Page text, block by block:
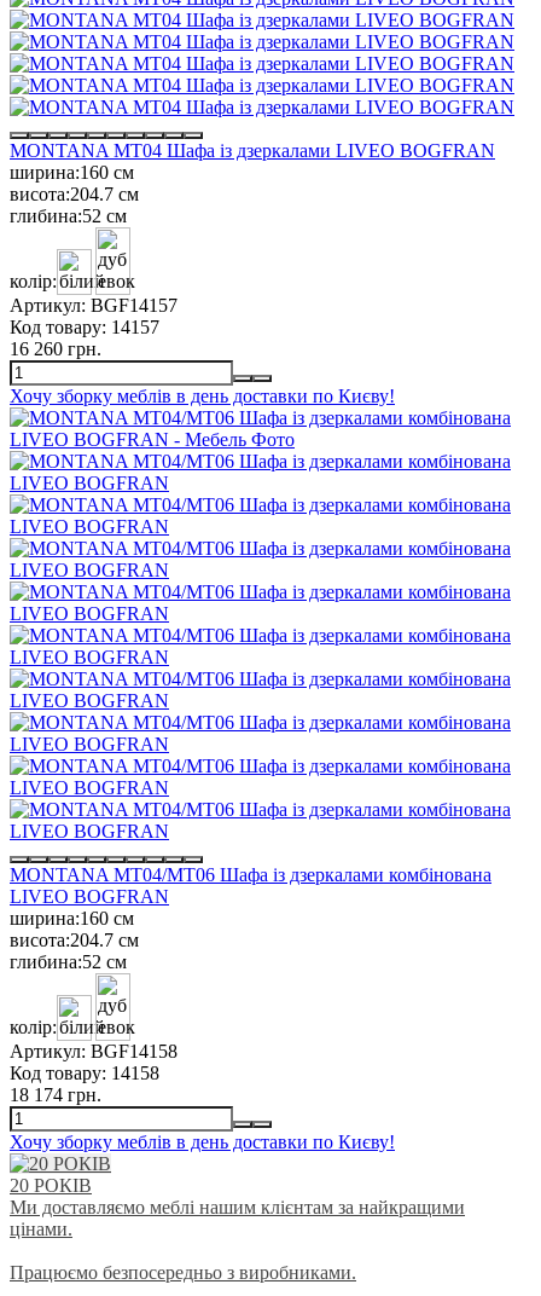
MONTANA MT04 Шафа із дзеркалами LIVEO BOGFRAN
ширина:160 см
висота:204.7 см
глибина:52 см
колір:
Артикул: BGF14157
Код товару: 14157
16 260 грн.
Хочу зборку меблів в день доставки по Києву!
MONTANA MT04/MT06 Шафа із дзеркалами комбінована
LIVEO BOGFRAN
ширина:160 см
висота:204.7 см
глибина:52 см
колір:
Артикул: BGF14158
Код товару: 14158
18 174 грн.
Хочу зборку меблів в день доставки по Києву!
20 РОКІВ
Ми доставляємо меблі нашим клієнтам за найкращими
цінами.
Працюємо безпосередньо з виробниками.